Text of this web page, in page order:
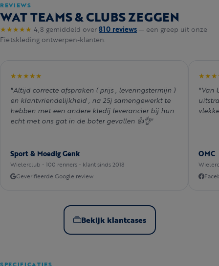
REVIEWS
WAT TEAMS & CLUBS ZEGGEN
★★★★★ 4,8 gemiddeld over810 reviews— een greep uit onze
Fietskleding ontwerpen-klanten.
★★★★★
"Altijd correcte afspraken ( prijs , leveringstermijn )
en klantvriendelijkheid , na 25j samengewerkt te
hebben met een andere kledij leverancier bij hun
echt met ons gat in de boter gevallen 👍👌"
Sport & Moedig Genk
Wielerclub - 100 renners - klant sinds 2018
Geverifieerde Google review
"Van
OMC
Bekijk klantcases